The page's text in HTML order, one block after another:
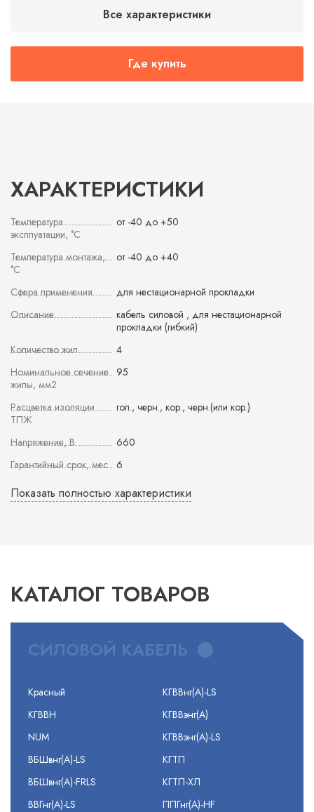
Все характеристики
Где купить
ХАРАКТЕРИСТИКИ
Температура
эксплуатации, °С
от -40 до +50
Температура монтажа,
°С
от -40 до +40
Сфера применения
для нестационарной прокладки
Описание
кабель силовой , для нестационарной
прокладки (гибкий)
Количество жил
4
Номинальное сечение
жилы, мм2
95
Расцветка изоляции
ТПЖ
гол., черн., кор., черн.(или кор.)
Напряжение, В
660
Гарантийный срок, мес
6
Показать полностью характеристики
КАТАЛОГ ТОВАРОВ
СИЛОВОЙ КАБЕЛЬ
Красный
КГВВН
NUM
ВБШвнг(А)-LS
ВБШвнг(А)-FRLS
ВВГнг(А)-LS
КГВВнг(А)-LS
КГВВэнг(А)
КГВВэнг(А)-LS
КГТП
КГТП-ХЛ
ППГнг(А)-HF